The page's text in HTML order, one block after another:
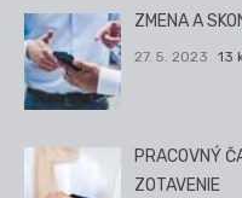
ZMENA A
27. 5. 2023 13
PRACOVNÝ
ZOTAVENIE